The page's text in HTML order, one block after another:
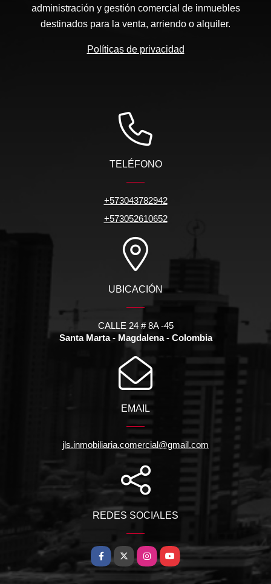
administración y gestión comercial de inmuebles
destinados para la venta, arriendo o alquiler.
Políticas de privacidad
TELÉFONO
+573043782942
+573052610652
UBICACIÓN
CALLE 24 # 8A -45
Santa Marta - Magdalena - Colombia
EMAIL
jls.inmobiliaria.comercial@gmail.com
REDES SOCIALES
Facebook
X InstagramYouTube